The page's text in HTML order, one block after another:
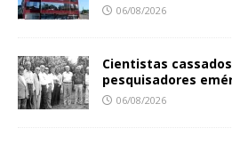
06/08/2026
Cientistas
pesquisadores
06/08/2026